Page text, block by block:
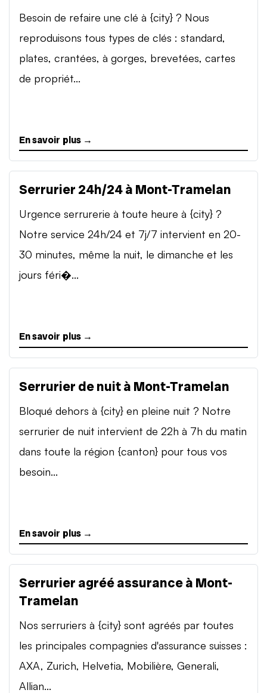
Besoin de refaire une clé à {city} ? Nous
reproduisons tous types de clés : standard,
plates, crantées, à gorges, brevetées, cartes
de propriét...
En savoir plus →
Serrurier 24h/24 à Mont-Tramelan
Urgence serrurerie à toute heure à {city} ?
Notre service 24h/24 et 7j/7 intervient en 20-
30 minutes, même la nuit, le dimanche et les
jours féri�...
En savoir plus →
Serrurier de nuit à Mont-Tramelan
Bloqué dehors à {city} en pleine nuit ? Notre
serrurier de nuit intervient de 22h à 7h du matin
dans toute la région {canton} pour tous vos
besoin...
En savoir plus →
Serrurier agréé assurance à Mont-
Tramelan
Nos serruriers à {city} sont agréés par toutes
les principales compagnies d'assurance suisses :
AXA, Zurich, Helvetia, Mobilière, Generali,
Allian...